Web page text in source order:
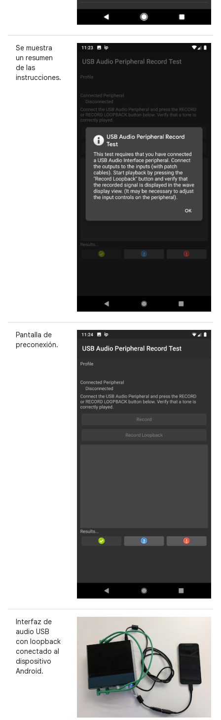
Se muestra
un resumen
de las
instrucciones.
Pantalla de
preconexión.
Interfaz de
audio USB
con loopback
conectado al
dispositivo
Android.